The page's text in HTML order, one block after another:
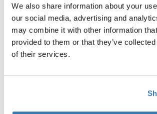
We also share information about your
our social media, advertising and
may combine it with other information
provided to them or that they’ve
of their services.
Diseñado para el Thule Tour Rack
este guardabarros a medida ayuda a
tu equipo secos en condiciones
portaequipajes está montado sobre la